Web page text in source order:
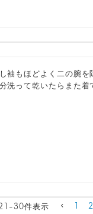
袖もほどよく二の腕を
洗って乾いたらまた着
-30件表示 1 2